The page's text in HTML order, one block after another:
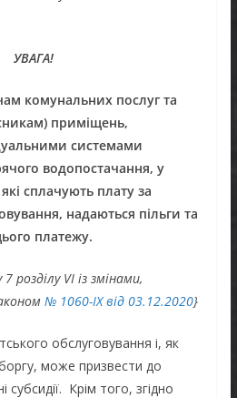
УВАГА!
комунальних послуг та
приміщень,
системами
водопостачання, у
які сплачують плату за
надаються пільги та
платежу.
розділу VIіз змінами,
№ 1060-IXвід 03.12.2020}
обслуговування і, як
може призвести до
субсидії. Крім того, згідно